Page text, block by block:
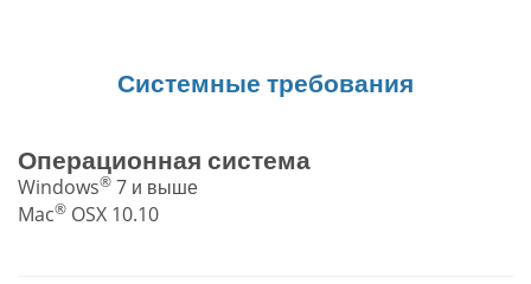
Системные требования
Операционная система
Windows® 7 и выше
Mac® OSX 10.10